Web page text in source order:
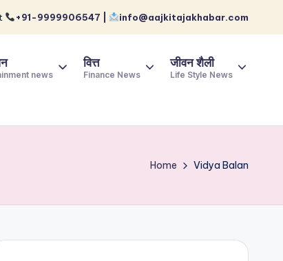
+91-9999906547 | info@aajkitajakhabar.com
news
वित्त
Finance News
जीवन शैली
Life Style News
Home Vidya Balan